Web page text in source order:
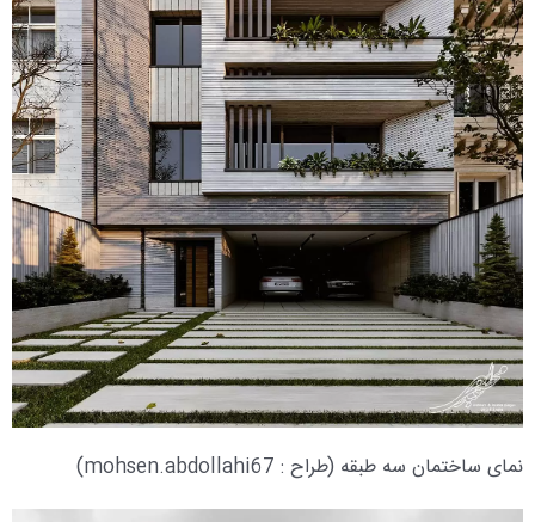
نمای ساختمان سه طبقه (طراح : mohsen.abdollahi67)